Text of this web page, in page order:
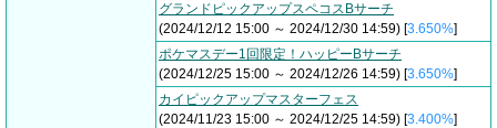
グランドピックアップスペコスBサーチ
(2024/12/12 15:00 ～ 2024/12/30 14:59) [3.650%]
ポケマスデー1回限定！ハッピーBサーチ
(2024/12/25 15:00 ～ 2024/12/26 14:59) [3.650%]
カイピックアップマスターフェス
(2024/11/23 15:00 ～ 2024/12/25 14:59) [3.400%]